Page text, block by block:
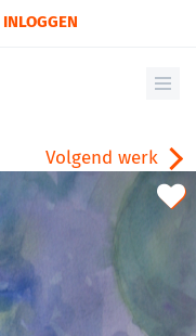
INLOGGEN
Volgend werk